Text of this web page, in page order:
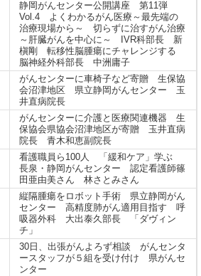
静岡がんセンター公開講座 第11弾
Vol.4 よくわかるがん医療～最先端の
治療現場から～ 切らずに治すがん治療
～肝臓がんを中心に～ IVR科部長 新
槇剛 転移性脳腫瘍にチャレンジする
脳神経外科部長 中洲庸子
がんセンターに車椅子など寄贈 生保協
会沼津地区 県立静岡がんセンター 玉
井直病院長
がんセンターに介護と医療関連機器 生
保協会県協会沼津地区が寄贈 玉井直病
院長 青木和恵副院長
看護職員ら100人 「緩和ケア」学ぶ
長泉・静岡がんセンター 認定看護師篠
田亜由美さん 林さとみさん
縦隔腫瘍をロボット手術 県立静岡がん
センター 高精度肺がん適用目指す 呼
吸器外科 大出泰久部長 「ダヴィン
チ」
30日、出張がんよろず相談 がんセンタ
ースタッフが５組を受け付け 県がんセ
ンター